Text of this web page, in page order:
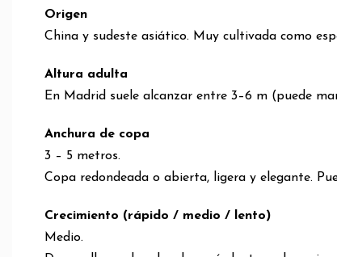
Origen
China y sudeste asiático. Muy cultivada como
Altura adulta
En Madrid suele alcanzar entre 3–6 m (puede
Anchura de copa
3 – 5 metros.
Copa redondeada o abierta, ligera y elegante.
Crecimiento (rápido / medio / lento)
Medio.